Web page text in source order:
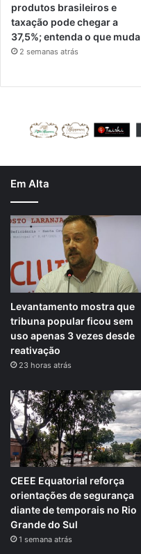
produtos brasileiros e
taxação pode chegar a
37,5%; entenda o que muda
2 semanas atrás
Em Alta
Levantamento mostra que
tribuna popular ficou sem
uso apenas 3 vezes desde
reativação
23 horas atrás
CEEE Equatorial reforça
orientações de segurança
diante de temporais no Rio
Grande do Sul
1 semana atrás